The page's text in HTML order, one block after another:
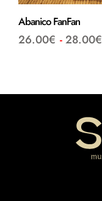
Abanico FanFan
26.00€ -28.00€